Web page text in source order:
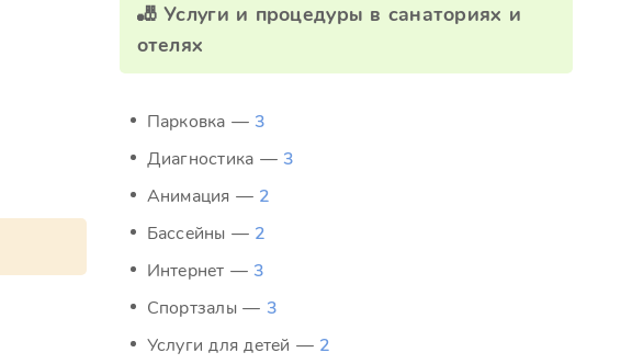
🎳 Услуги и процедуры в санаториях и
отелях
Парковка — 3
Диагностика — 3
Анимация — 2
Бассейны — 2
Интернет — 3
Спортзалы — 3
Услуги для детей — 2